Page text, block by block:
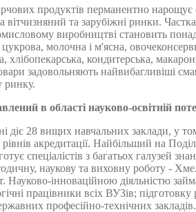
продуктів перманентно нарощує
вітчизняний та зарубіжні ринки.
виробництві становить
молочна і м'ясна,
кондитерська,
задовольняють найвибагливіші
ринку.
в області науково-освітній
діє 28 вищих навчальних заклади, у
акредитації. Найбільший на
спеціалістів з багатьох галузей
наукову та виховну роботу -
Науково-інноваційною діяльністю
працівники всіх ВУЗів; підготовку
професійно-технічних закладів.